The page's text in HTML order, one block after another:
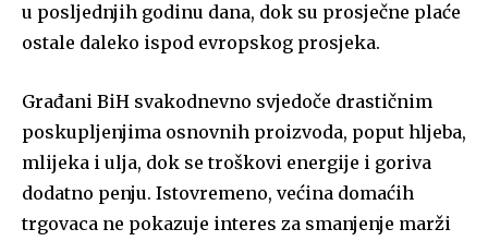
u posljednjih godinu dana, dok su prosječne plaće
ostale daleko ispod evropskog prosjeka.
Građani BiH svakodnevno svjedoče drastičnim
poskupljenjima osnovnih proizvoda, poput hljeba,
mlijeka i ulja, dok se troškovi energije i goriva
dodatno penju. Istovremeno, većina domaćih
trgovaca ne pokazuje interes za smanjenje marži